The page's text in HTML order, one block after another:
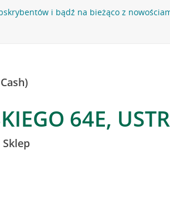
i bądź na bieżąco z
64E,